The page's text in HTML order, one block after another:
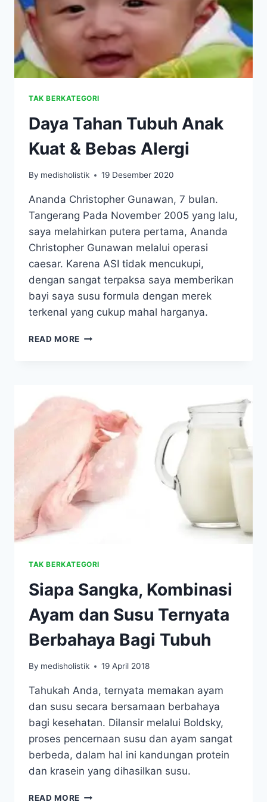
TAK BERKATEGORI
Daya Tahan Tubuh Anak
Kuat & Bebas Alergi
By medisholistik 19 Desember 2020
Ananda Christopher Gunawan, 7 bulan.
Tangerang Pada November 2005 yang lalu,
saya melahirkan putera pertama, Ananda
Christopher Gunawan melalui operasi
caesar. Karena ASI tidak mencukupi,
dengan sangat terpaksa saya memberikan
bayi saya susu formula dengan merek
terkenal yang cukup mahal harganya.
READ MORE DAYA
&
BEBAS
ALERGI
TAK BERKATEGORI
Siapa Sangka, Kombinasi
Ayam dan Susu Ternyata
Berbahaya Bagi Tubuh
By medisholistik 19 April 2018
Tahukah Anda, ternyata memakan ayam
dan susu secara bersamaan berbahaya
bagi kesehatan. Dilansir melalui Boldsky,
proses pencernaan susu dan ayam sangat
berbeda, dalam hal ini kandungan protein
dan krasein yang dihasilkan susu.
READ MORE SIAPA